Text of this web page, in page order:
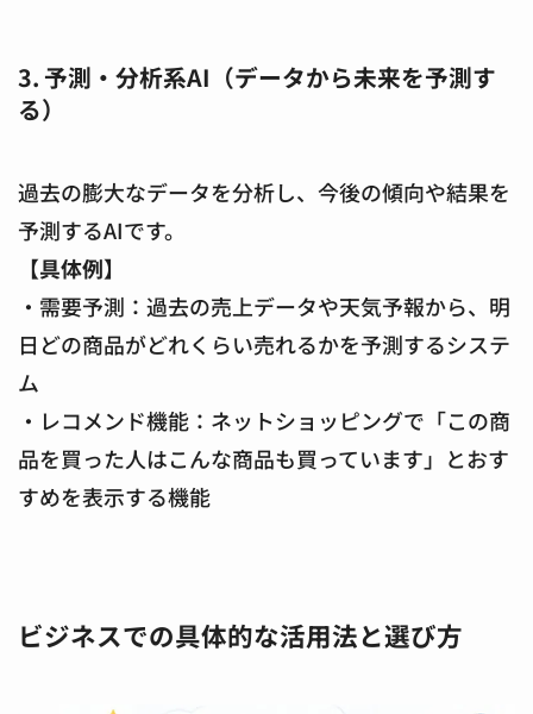
3. 予測・分析系AI（データから未来を予測す
る）
過去の膨大なデータを分析し、今後の傾向や結果を
予測するAIです。
【具体例】
・需要予測：過去の売上データや天気予報から、明
日どの商品がどれくらい売れるかを予測するシステ
ム
・レコメンド機能：ネットショッピングで「この商
品を買った人はこんな商品も買っています」とおす
すめを表示する機能
ビジネスでの具体的な活用法と選び方